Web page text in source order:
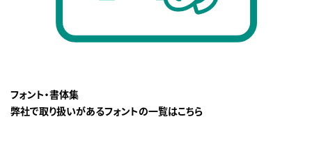
フォント・書体集
弊社で取り扱いがあるフォントの一覧はこちら